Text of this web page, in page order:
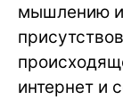
мышлению и
интернет и